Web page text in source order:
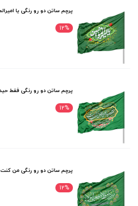
مشاهده محصولات
پرچم ساتن دو رو رنگی یا
12%
پرچم ساتن دو رو رنگی فقط حیدر
12%
پرچم ساتن دو رو رنگی من کنت
12%